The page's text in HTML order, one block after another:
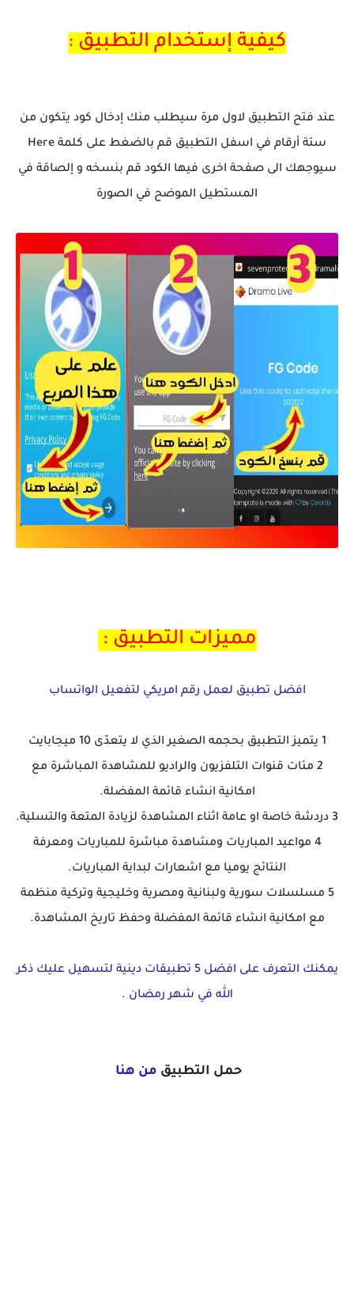
كيفية إستخدام التطبيق :
عند فتح التطبيق لاول مرة سيطلب منك إدخال كود يتكون من
ستة أرقام في اسفل التطبيق قم بالضغط على كلمة Here
سيوجهك الى صفحة اخرى فيها الكود قم بنسخه و إلصاقة في
المستطيل الموضح في الصورة
مميزات التطبيق :
افضل تطبيق لعمل رقم امريكي لتفعيل الواتساب
1 يتميز التطبيق بحجمه الصغير الذي لا يتعدّى 10 ميجابايت
2 مئات قنوات التلفزيون والراديو للمشاهدة المباشرة مع
امكانية انشاء قائمة المفضلة.
3 دردشة خاصة او عامة اثناء المشاهدة لزيادة المتعة والتسلية.
4 مواعيد المباريات ومشاهدة مباشرة للمباريات ومعرفة
النتائج يوميا مع اشعارات لبداية المباريات.
5 مسلسلات سورية ولبنانية ومصرية وخليجية وتركية منظمة
مع امكانية انشاء قائمة المفضلة وحفظ تاريخ المشاهدة.
يمكنك التعرف على افضل 5 تطبيقات دينية لتسهيل عليك ذكر
الله في شهر رمضان .
حمل التطبيق من هنا